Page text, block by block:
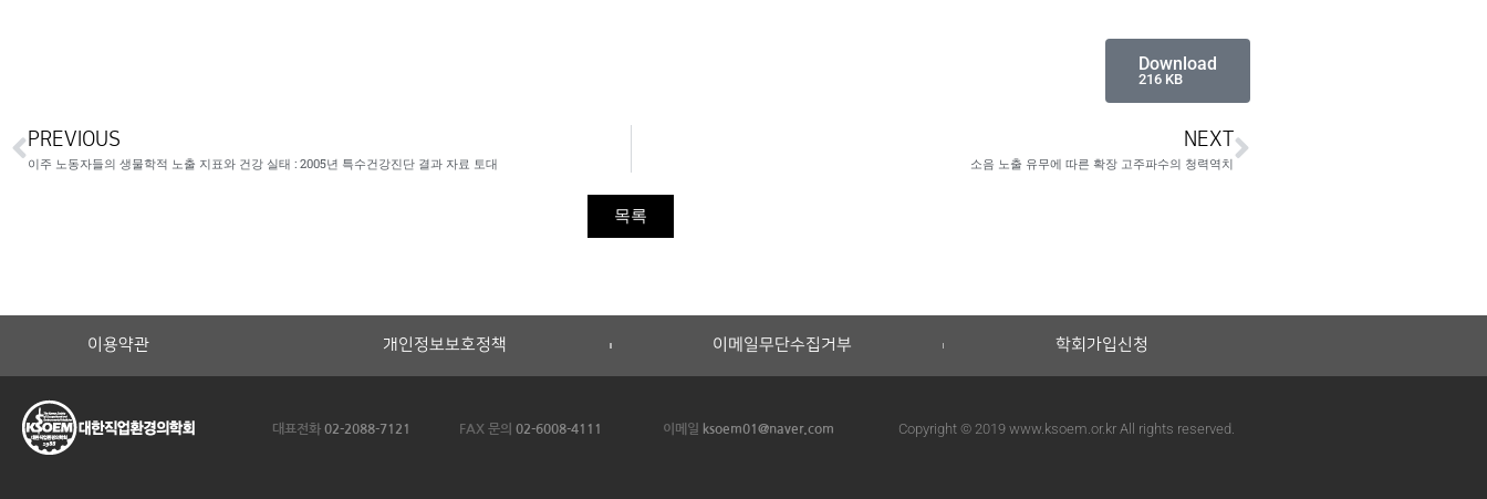
Download
216 KB
PREVIOUS
이주 노동자들의 생물학적 노출 지표와 건강 실태 : 2005년 특수건강진단 결과 자료 토대
NEXT
소음 노출 유무에 따른 확장 고주파수의 청력역치
목록
이용약관 개인정보보호정책 이메일무단수집거부 학회가입신청
대표전화 02-2088-7121 FAX 문의 02-6008-4111 이메일 ksoem01@naver.com Copyright © 2019 www.ksoem.or.kr All rights reserved.